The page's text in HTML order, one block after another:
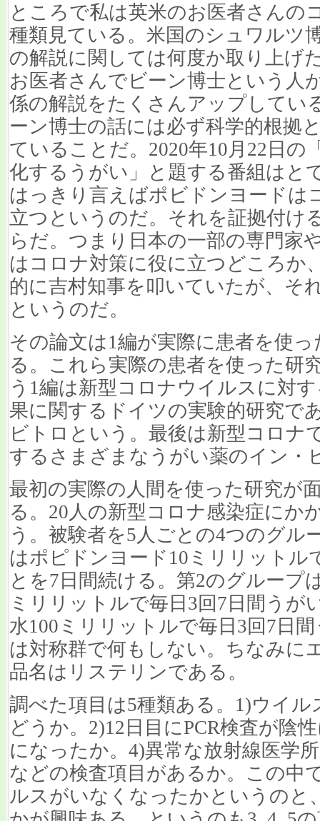
ところで私は英米のお医者さんの
種類見ている。米国のシュワルツ
の解説に関しては何度か取り上げ
お医者さんでビーン博士という人
係の解説をたくさんアップしてい
ーン博士の話には必ず科学的根拠
ていることだ。2020年10月22日の
化するうがい」と題する番組はと
はっきり言えばポビドンヨードは
立つというのだ。それを証拠付け
らだ。つまり日本の一部の専門家
はコロナ対策に役に立つどころか
的に吉村知事を叩いていたが、そ
というのだ。
その論文は1編が実際に患者を使
る。これら実際の患者を使った研
う1編は新型コロナウイルスに対
果に関するドイツの実験的研究で
ビトロという。最後は新型コロナ
するさまざまなうがい薬のイン・
最初の実際の人間を使った研究が
る。20人の新型コロナ感染症にか
う。被験者を5人ごとの4つのグル
はポピドンヨード10ミリリットル
とを7日間続ける。第2のグループ
ミリリットルで毎日3回7日間うが
水100ミリリットルで毎日3回7日
は対称群で何もしない。ちなみに
品名はリステリンである。
調べた項目は5種類ある。1)ウイ
どうか。2)12日目にPCR検査が陰
になったか。4)異常な放射線医学
などの検査項目があるか。この中
ルスがいなくなったかというのと